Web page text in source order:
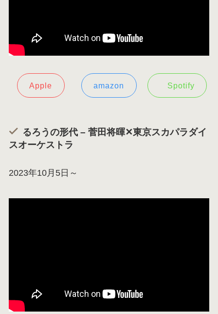
Apple amazon Spotify
るろうの形代 – 菅田将暉✕東京スカパラダイ
スオーケストラ
2023年10月5日～